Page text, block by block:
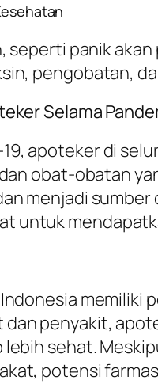
seperti panik
pengobatan,
Selama
19, apoteker di
obat-obatan
menjadi
untuk
memiliki
penyakit,
sehat.
potensi